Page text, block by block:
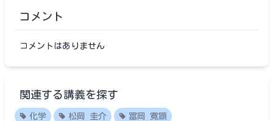
コメント
コメントはありません
関連する講義を探す
化学 松岡 圭介 冨岡 寛顕